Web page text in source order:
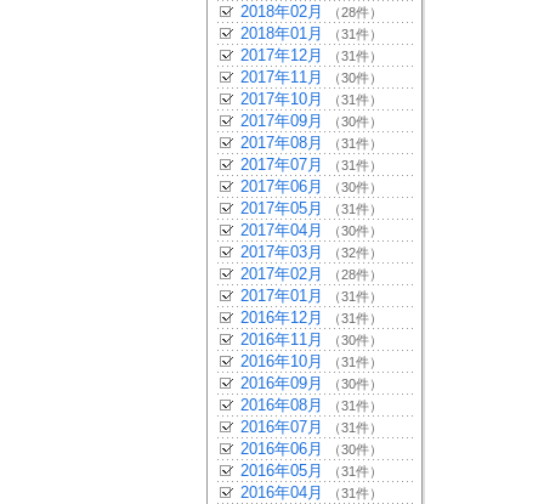
2018年02月 （28件）
2018年01月 （31件）
2017年12月 （31件）
2017年11月 （30件）
2017年10月 （31件）
2017年09月 （30件）
2017年08月 （31件）
2017年07月 （31件）
2017年06月 （30件）
2017年05月 （31件）
2017年04月 （30件）
2017年03月 （32件）
2017年02月 （28件）
2017年01月 （31件）
2016年12月 （31件）
2016年11月 （30件）
2016年10月 （31件）
2016年09月 （30件）
2016年08月 （31件）
2016年07月 （31件）
2016年06月 （30件）
2016年05月 （31件）
2016年04月 （31件）